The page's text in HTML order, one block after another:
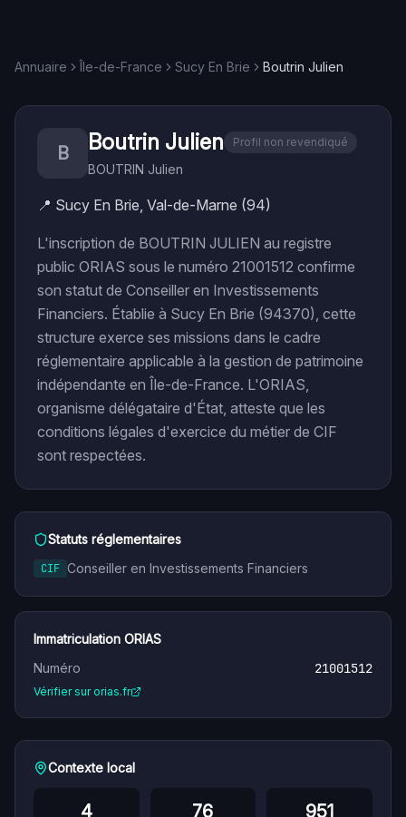
Annuaire Île-de-France Sucy En Brie Boutrin Julien
B Boutrin Julien Profil non revendiqué
BOUTRIN Julien
📍 Sucy En Brie, Val-de-Marne (94)
L'inscription de BOUTRIN JULIEN au registre
public ORIAS sous le numéro 21001512 confirme
son statut de Conseiller en Investissements
Financiers. Établie à Sucy En Brie (94370), cette
structure exerce ses missions dans le cadre
réglementaire applicable à la gestion de patrimoine
indépendante en Île-de-France. L'ORIAS,
organisme délégataire d'État, atteste que les
conditions légales d'exercice du métier de CIF
sont respectées.
Statuts réglementaires
CIF Conseiller en Investissements Financiers
Immatriculation ORIAS
Numéro
21001512
Vérifier sur orias.fr
Contexte local
4 76 951